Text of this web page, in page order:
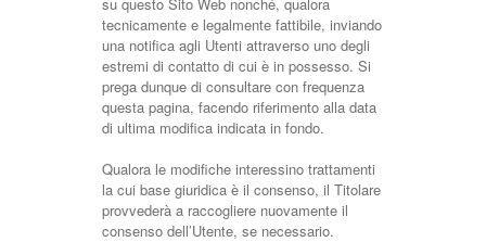
tecnicamente e legalmente fattibile, inviando
una notifica agli Utenti attraverso uno degli
estremi di contatto di cui è in possesso. Si
prega dunque di consultare con frequenza
questa pagina, facendo riferimento alla data
di ultima modifica indicata in fondo.
Qualora le modifiche interessino trattamenti
la cui base giuridica è il consenso, il Titolare
provvederà a raccogliere nuovamente il
consenso dell’Utente, se necessario.